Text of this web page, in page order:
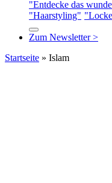
"Entdecke das
"Haarstyling"
Zum Newsletter >
Startseite » Islam